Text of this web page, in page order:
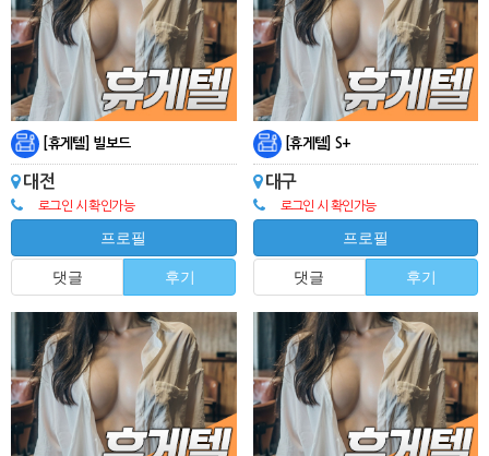
[휴게텔] 빌보드
대전
로그인 시 확인가능
프로필
댓글 후기
[휴게텔] S+
대구
로그인 시 확인가능
프로필
댓글 후기